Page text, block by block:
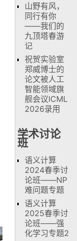
山野有风，
同行有你
——我们的
九顶塔春游
记
祝贺实验室
郑威博士的
论文被人工
智能领域旗
舰会议ICML
2026录用
学术讨论
班
语义计算
2024春季讨
论班——NP
难问题专题
语义计算
2025春季讨
论班——强
化学习专题2